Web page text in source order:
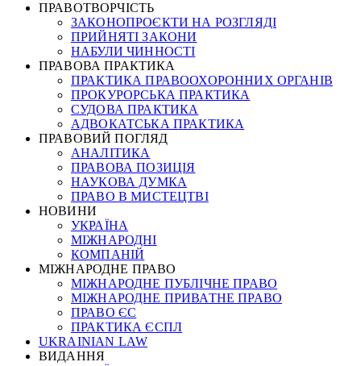
ПРАВОТВОРЧІСТЬ
ЗАКОНОПРОЄКТИ НА РОЗГЛЯДІ
ПРИЙНЯТІ ЗАКОНИ
НАБУЛИ ЧИННОСТІ
ПРАВОВА ПРАКТИКА
ПРАКТИКА ПРАВООХОРОННИХ ОРГАНІВ
ПРОКУРОРСЬКА ПРАКТИКА
СУДОВА ПРАКТИКА
АДВОКАТСЬКА ПРАКТИКА
ПРАВОВИЙ ПОГЛЯД
АНАЛІТИКА
ПРАВОВА ПОЗИЦІЯ
НАУКОВА ДУМКА
ПРАВО В МИСТЕЦТВІ
НОВИНИ
УКРАЇНА
МІЖНАРОДНІ
КОМПАНІЙ
МІЖНАРОДНЕ ПРАВО
МІЖНАРОДНЕ ПУБЛІЧНЕ ПРАВО
МІЖНАРОДНЕ ПРИВАТНЕ ПРАВО
ПРАВО ЄС
ПРАКТИКА ЄСПЛ
UKRAINIAN LAW
ВИДАННЯ